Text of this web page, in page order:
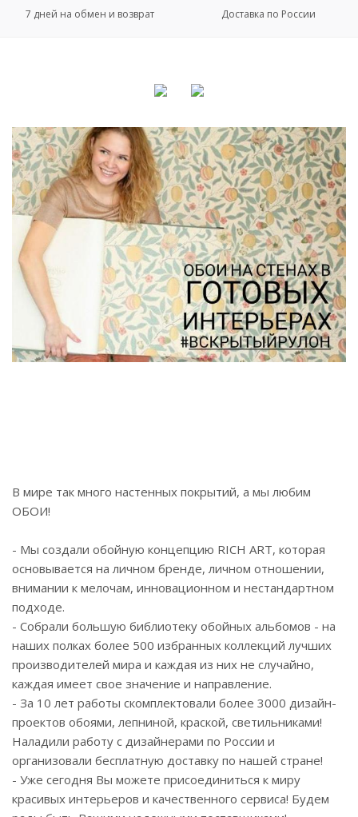
7 дней на обмен и возврат Доставка по России
В мире так много настенных покрытий, а мы любим
ОБОИ!
- Мы создали обойную концепцию RICH ART, которая
основывается на личном бренде, личном отношении,
внимании к мелочам, инновационном и нестандартном
подходе.
- Собрали большую библиотеку обойных альбомов - на
наших полках более 500 избранных коллекций лучших
производителей мира и каждая из них не случайно,
каждая имеет свое значение и направление.
- За 10 лет работы скомплектовали более 3000 дизайн-
проектов обоями, лепниной, краской, светильниками!
Наладили работу с дизайнерами по России и
организовали бесплатную доставку по нашей стране!
- Уже сегодня Вы можете присоединиться к миру
красивых интерьеров и качественного сервиса! Будем